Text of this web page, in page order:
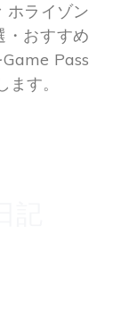
ホライゾン
おすすめ
Pass
す。